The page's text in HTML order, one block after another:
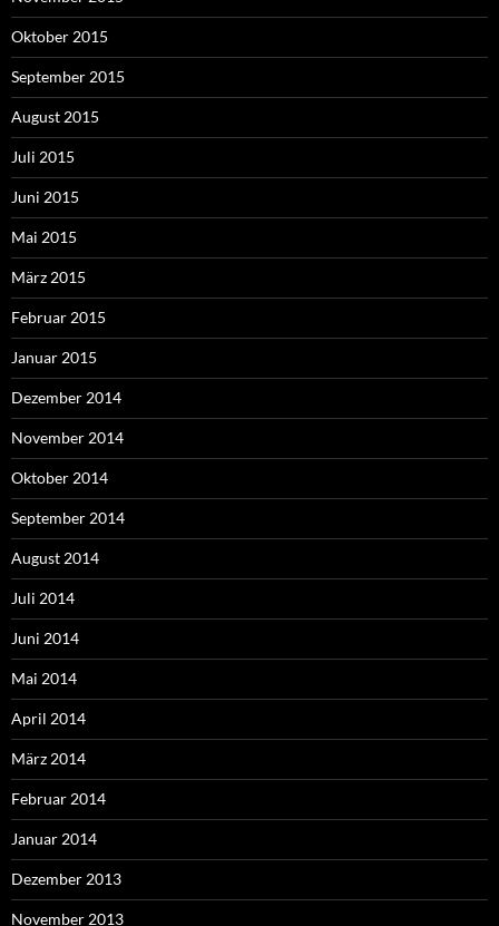
Oktober 2015
September 2015
August 2015
Juli 2015
Juni 2015
Mai 2015
März 2015
Februar 2015
Januar 2015
Dezember 2014
November 2014
Oktober 2014
September 2014
August 2014
Juli 2014
Juni 2014
Mai 2014
April 2014
März 2014
Februar 2014
Januar 2014
Dezember 2013
November 2013